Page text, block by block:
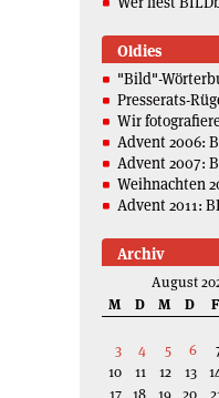
Oldies
"Bild"-
Presserats-
Wir
Advent 2006:
Advent 2007:
Weihnachten
Advent 2011:
Archiv
August
M
D M D F
3
4 5 6
10
11 12 13
17 18 19 20